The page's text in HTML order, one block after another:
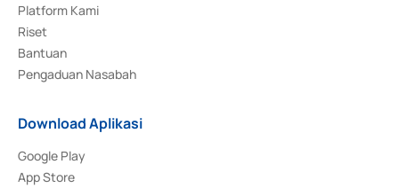
Platform Kami
Riset
Bantuan
Pengaduan Nasabah
Download Aplikasi
Google Play
App Store